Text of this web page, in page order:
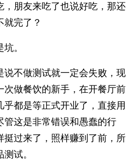
，朋友来吃了也说好吃，那还
就完了？
。
说不做测试就一定会失败，现
次做餐饮的新手，在开餐厅前
乎都是等正式开业了，直接用
管这是非常错误和愚蠢的行
挺过来了，照样赚到了前，所
试。